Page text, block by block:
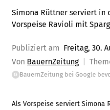
Simona Rüttner serviert in
Vorspeise Ravioli mit
Publiziert am Freitag, 30.
Von BauernZeitung
G BauernZeitung bei Google
Als Vorspeise serviert Simona